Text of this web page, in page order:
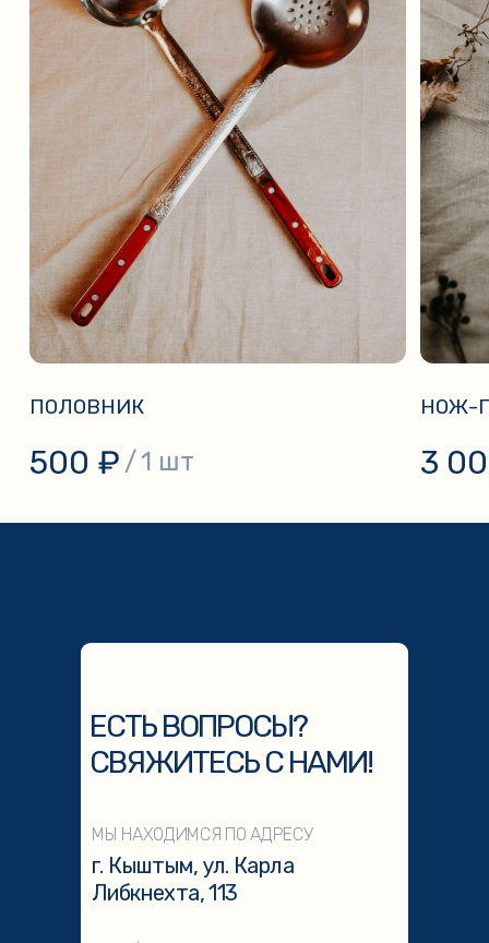
г. Кыштым, ул. Карла
Либкнехта, 113
МЫ НАХОДИМСЯ ПО АДРЕСУ
ЕСТЬ ВОПРОСЫ?
СВЯЖИТЕСЬ С НАМИ!